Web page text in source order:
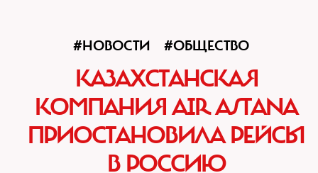
#НОВОСТИ #ОБЩЕСТВО
КАЗАХСТАНСКАЯ
КОМПАНИЯ AIR ASTANA
ПРИОСТАНОВИЛА РЕЙСЫ
В РОССИЮ